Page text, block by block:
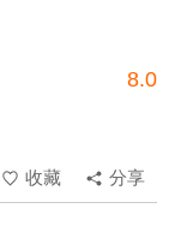
8.0
收藏
分享